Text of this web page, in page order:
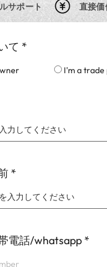
サポート 直接価
て *
I'm a
*
電話/whatsapp *